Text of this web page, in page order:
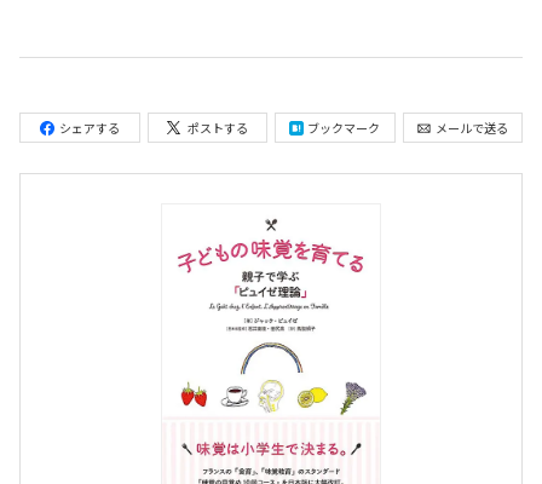
シェアする ポストする ブックマーク メールで送る